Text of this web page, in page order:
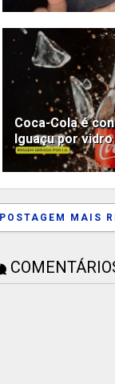
Coca-Cola é
Iguaçu por
POSTAGEM MAIS